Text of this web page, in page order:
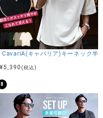
ーパーストレッチバンドカラー
CavariA(キャバリア)キーネック半
¥5,390 (税込)
8